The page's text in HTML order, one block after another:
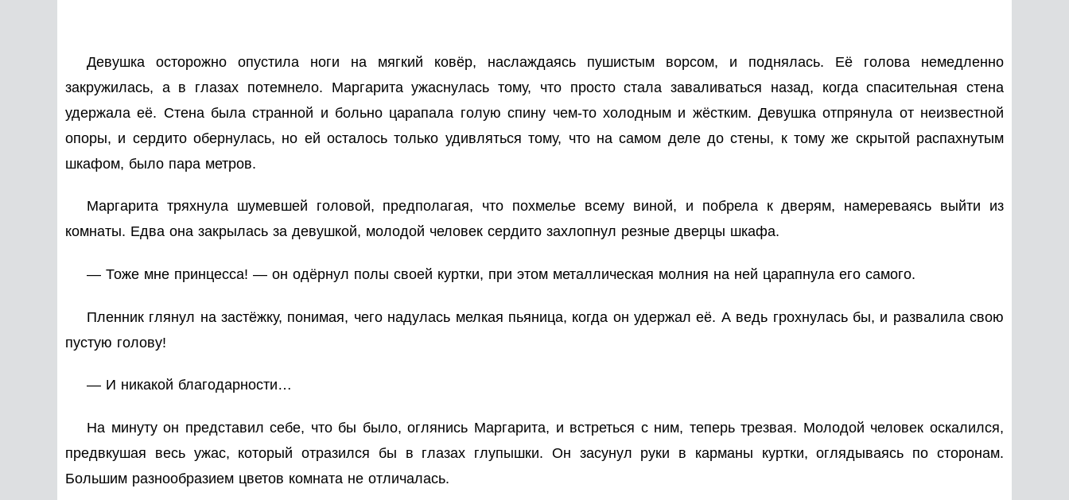
Девушка осторожно опустила ноги на мягкий ковёр, наслаждаясь пушистым ворсом, и поднялась. Её голова немедленно
закружилась, а в глазах потемнело. Маргарита ужаснулась тому, что просто стала заваливаться назад, когда спасительная стена
удержала её. Стена была странной и больно царапала голую спину чем-то холодным и жёстким. Девушка отпрянула от неизвестной
опоры, и сердито обернулась, но ей осталось только удивляться тому, что на самом деле до стены, к тому же скрытой распахнутым
шкафом, было пара метров.
Маргарита тряхнула шумевшей головой, предполагая, что похмелье всему виной, и побрела к дверям, намереваясь выйти из
комнаты. Едва она закрылась за девушкой, молодой человек сердито захлопнул резные дверцы шкафа.
— Тоже мне принцесса! — он одёрнул полы своей куртки, при этом металлическая молния на ней царапнула его самого.
Пленник глянул на застёжку, понимая, чего надулась мелкая пьяница, когда он удержал её. А ведь грохнулась бы, и развалила свою
пустую голову!
— И никакой благодарности…
На минуту он представил себе, что бы было, оглянись Маргарита, и встреться с ним, теперь трезвая. Молодой человек оскалился,
предвкушая весь ужас, который отразился бы в глазах глупышки. Он засунул руки в карманы куртки, оглядываясь по сторонам.
Большим разнообразием цветов комната не отличалась.